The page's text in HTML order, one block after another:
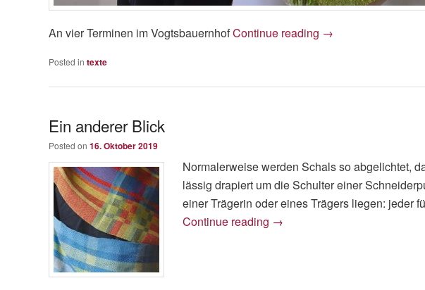
An vier Terminen im VogtsbauernhofContinue reading →
Posted in texte
Ein anderer Blick
Posted on 16. Oktober 2019
Normalerweise werden Schals so abgelichtet,
lässig drapiert um die Schulter einer
einer Trägerin oder eines Trägers liegen: jeder
Continue reading →